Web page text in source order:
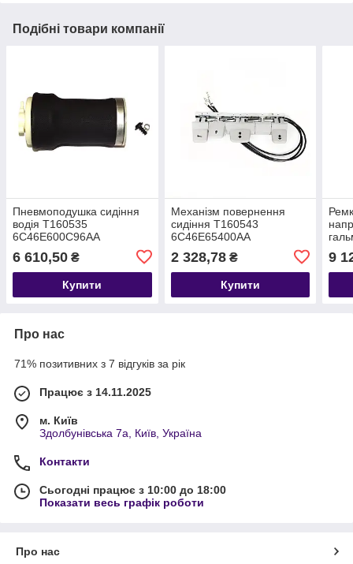
Подібні товари компанії
Пневмоподушка сидіння
водія T160535
6C46E600C96AA
6 610,50 ₴
Купити
Механізм повернення
сидіння T160543
6C46E65400AA
2 328,78₴
Купити
F-
9
Про нас
71% позитивних з 7 відгуків за рік
Працює з 14.11.2025
м. Київ
Здолбунівська 7а, Київ, Україна
Контакти
Сьогодні працює з 10:00 до 18:00
Показати весь графік роботи
Про нас